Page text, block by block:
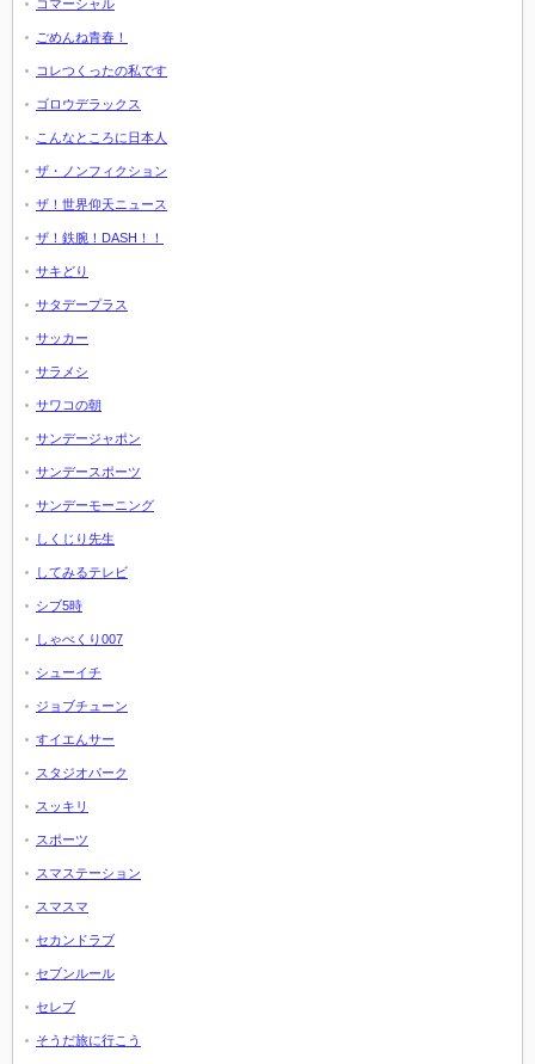
コマーシャル
ごめんね青春！
コレつくったの私です
ゴロウデラックス
こんなところに日本人
ザ・ノンフィクション
ザ！世界仰天ニュース
ザ！鉄腕！DASH！！
サキどり
サタデープラス
サッカー
サラメシ
サワコの朝
サンデージャポン
サンデースポーツ
サンデーモーニング
しくじり先生
してみるテレビ
シブ5時
しゃべくり007
シューイチ
ジョブチューン
すイエんサー
スタジオパーク
スッキリ
スポーツ
スマステーション
スマスマ
セカンドラブ
セブンルール
セレブ
そうだ旅に行こう